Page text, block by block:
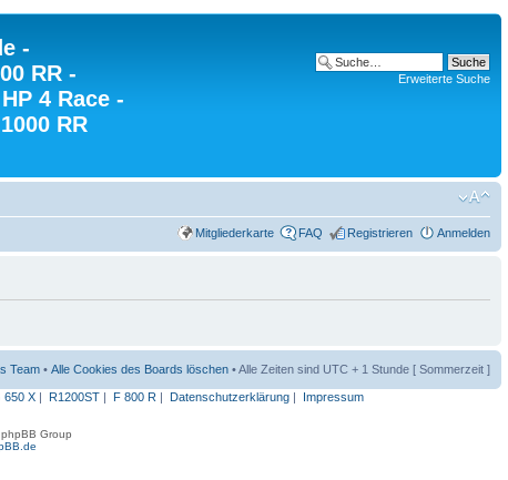
-
RR -
4 Race -
RR
Erweiterte Suche
Mitgliederkarte FAQ Registrieren Anmelden
Team • Alle Cookies des Boards löschen • Alle Zeiten sind UTC + 1 Stunde [ Sommerzeit ]
650 X| R1200ST| F 800 R | Datenschutzerklärung| Impressum
Group